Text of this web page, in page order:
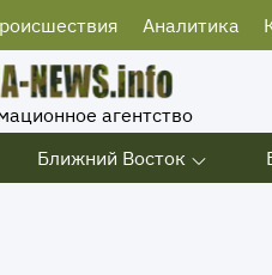
Аналитика
агентство
Ближний Восток